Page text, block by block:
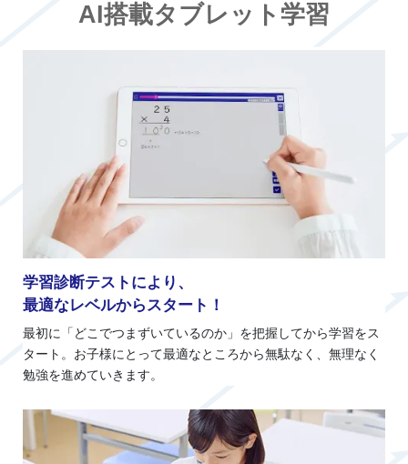
AI搭載タブレット学習
学習診断テストにより、
最適なレベルからスタート！
最初に「どこでつまずいているのか」を把握してから学習をス
タート。お子様にとって最適なところから無駄なく、無理なく
勉強を進めていきます。